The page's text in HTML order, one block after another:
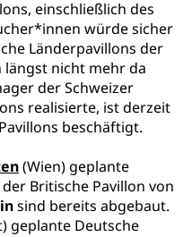
einschließlich des
würde sicher
Länderpavillons der
längst nicht mehr da
der Schweizer
realisierte, ist derzeit
beschäftigt.
(Wien) geplante
Britische Pavillon von
sind bereits abgebaut.
geplante Deutsche